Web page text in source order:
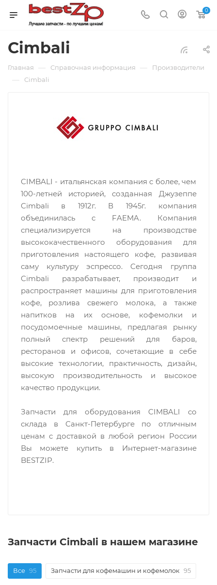
0
Cimbali
Главная — Справочная информация — Производители
— Cimbali
CIMBALI - итальянская компания с более, чем
100-летней историей, созданная Джузеппе
Cimbali в 1912г. В 1945г. компания
объединилась с FAEMA. Компания
специализируется на производстве
высококачественного оборудования для
приготовления настоящего кофе, развивая
саму культуру эспрессо. Сегодня группа
Cimbali разрабатывает, производит и
распространяет машины для приготовления
кофе, розлива свежего молока, а также
напитков на их основе, кофемолки и
посудомоечные машины, предлагая рынку
полный спектр решений для баров,
ресторанов и офисов, сочетающие в себе
высокие технологии, практичность, дизайн,
высокую производительность и высокое
качество продукции.
Запчасти для оборудования CIMBALI со
склада в Санкт-Петербурге по отличным
ценам c доставкой в любой регион России
Вы можете купить в Интернет-магазине
BESTZIP.
Запчасти Cimbali в нашем магазине
Все 95 Запчасти для кофемашин и кофемолок 95